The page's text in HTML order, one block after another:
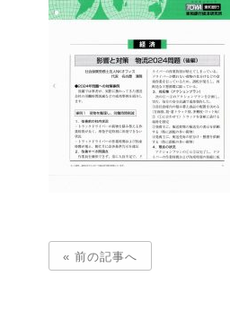
« 前の記事へ